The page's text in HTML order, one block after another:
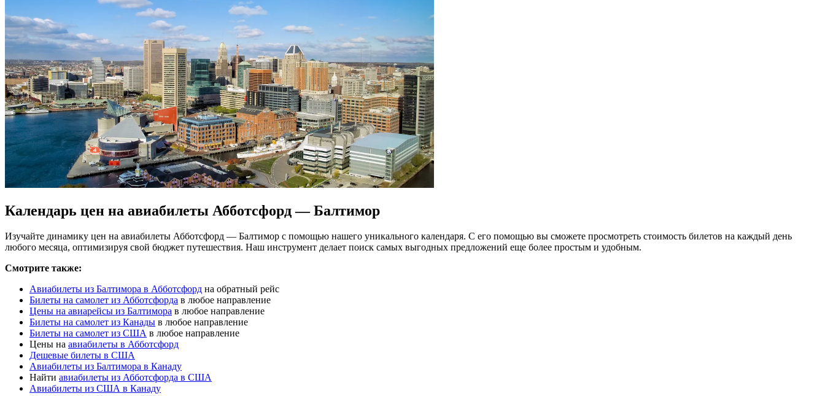
Календарь цен на авиабилеты Абботсфорд — Балтимор
Изучайте динамику цен на авиабилеты Абботсфорд — Балтимор с помощью нашего уникального календаря. С его помощью вы сможете просмотреть стоимость билетов на каждый день
любого месяца, оптимизируя свой бюджет путешествия. Наш инструмент делает поиск самых выгодных предложений еще более простым и удобным.
Смотрите также:
Авиабилеты из Балтимора в Абботсфорд на обратный рейс
Билеты на самолет из Абботсфорда в любое направление
Цены на авиарейсы из Балтимора в любое направление
Билеты на самолет из Канады в любое направление
Билеты на самолет из США в любое направление
Цены на авиабилеты в Абботсфорд
Дешевые билеты в США
Авиабилеты из Балтимора в Канаду
Найти авиабилеты из Абботсфорда в США
Авиабилеты из США в Канаду